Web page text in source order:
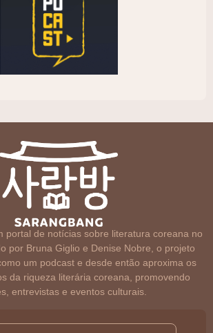
portal de notícias sobre literatura coreana no
por Bruna Giglio e Denise Nobre, o projeto
um podcast e desde então aproxima os
da riqueza literária coreana, promovendo
entrevistas e eventos culturais.